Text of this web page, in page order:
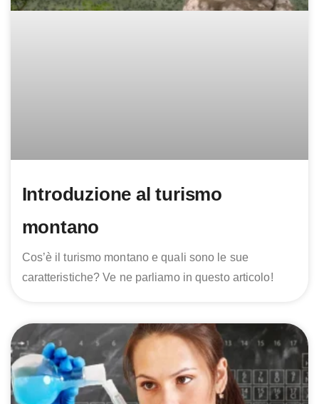
Introduzione al turismo
montano
Cos’è il turismo montano e quali sono le sue
caratteristiche? Ve ne parliamo in questo articolo!